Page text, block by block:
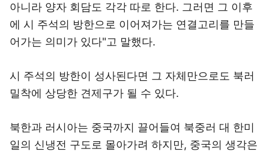
아니라 양자 회담도 각각 따로 한다. 그러면 그 이후
에 시 주석의 방한으로 이어져가는 연결고리를 만들
어가는 의미가 있다"고 말했다.
시 주석의 방한이 성사된다면 그 자체만으로도 북러
밀착에 상당한 견제구가 될 수 있다.
북한과 러시아는 중국까지 끌어들여 북중러 대 한미
일의 신냉전 구도로 몰아가려 하지만, 중국의 생각은